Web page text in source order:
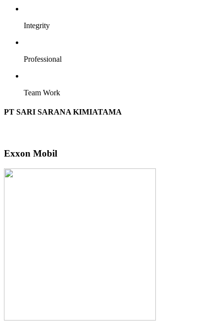
Integrity
Professional
Team Work
PT SARI SARANA KIMIATAMA
Exxon Mobil